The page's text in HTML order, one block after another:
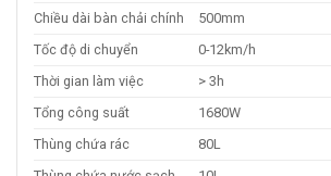
Chiều dài bàn chải chính
500mm
Tốc độ di chuyển
0-12km/h
Thời gian làm việc
> 3h
Tổng công suất
1680W
Thùng chứa rác
80L